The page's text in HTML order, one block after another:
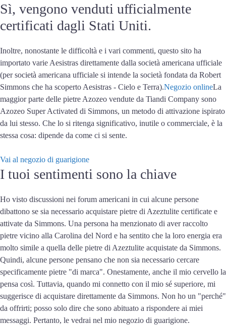
Sì, vengono venduti ufficialmente
certificati dagli Stati Uniti.
Inoltre, nonostante le difficoltà e i vari commenti, questo sito ha
importato varie Aesistras direttamente dalla società americana ufficiale
(per società americana ufficiale si intende la società fondata da Robert
Simmons che ha scoperto Aesistras - Cielo e Terra).Negozio onlineLa
maggior parte delle pietre Azozeo vendute da Tiandi Company sono
Azozeo Super Activated di Simmons, un metodo di attivazione ispirato
da lui stesso. Che lo si ritenga significativo, inutile o commerciale, è la
stessa cosa: dipende da come ci si sente.
Vai al negozio di guarigione
I tuoi sentimenti sono la chiave
Ho visto discussioni nei forum americani in cui alcune persone
dibattono se sia necessario acquistare pietre di Azeztulite certificate e
attivate da Simmons. Una persona ha menzionato di aver raccolto
pietre vicino alla Carolina del Nord e ha sentito che la loro energia era
molto simile a quella delle pietre di Azeztulite acquistate da Simmons.
Quindi, alcune persone pensano che non sia necessario cercare
specificamente pietre "di marca". Onestamente, anche il mio cervello la
pensa così. Tuttavia, quando mi connetto con il mio sé superiore, mi
suggerisce di acquistare direttamente da Simmons. Non ho un "perché"
da offrirti; posso solo dire che sono abituato a rispondere ai miei
messaggi. Pertanto, le vedrai nel mio negozio di guarigione.